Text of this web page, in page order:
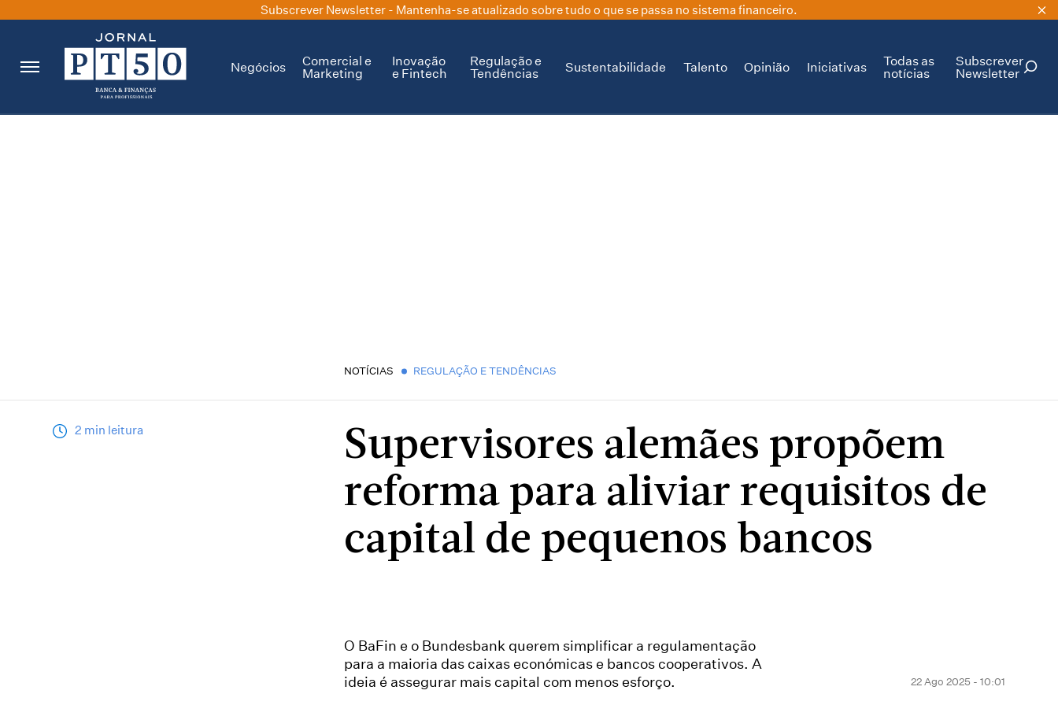
Subscrever Newsletter - Mantenha-se atualizado sobre tudo o que se passa no sistema financeiro.
Negócios
Comercial e
Marketing
Inovação
e Fintech
Regulação e
Tendências
Sustentabilidade Talento Opinião Iniciativas
Todas as
notícias
Subscrever
Newsletter
NOTÍCIAS REGULAÇÃO E TENDÊNCIAS
2 min leitura
Supervisores alemães propõem
reforma para aliviar requisitos de
capital de pequenos bancos
O BaFin e o Bundesbank querem simplificar a regulamentação
para a maioria das caixas económicas e bancos cooperativos. A
ideia é assegurar mais capital com menos esforço.
22 Ago 2025 - 10:01